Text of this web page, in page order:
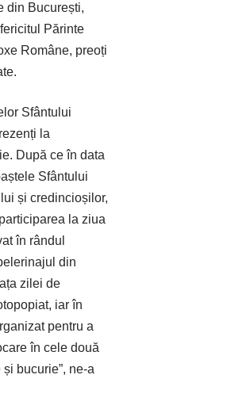
din București,
Părinte
Române, preoți
Sfântului
la
După ce în data
Sfântului
și credincioșilor,
la ziua
în rândul
din
zilei de
iar în
pentru a
în cele două
bucurie”, ne-a